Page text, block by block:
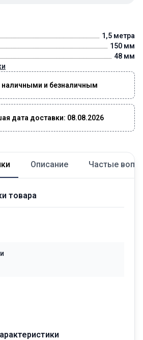
1,5 метра
150 мм
48 мм
наличными и безналичным
дата доставки: 08.08.2026
Описание Частые
товара